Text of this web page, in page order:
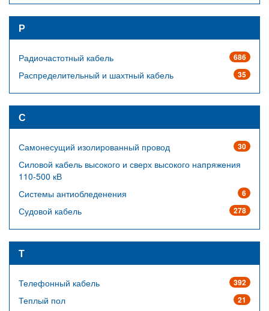
Р
686
Радиочастотный кабель
35
Распределительный и шахтный кабель
С
30
Самонесущий изолированный провод
Силовой кабель высокого и сверх высокого напряжения
110-500 кВ
6
Системы антиобледенения
278
Судовой кабель
Т
392
Телефонный кабель
21
Теплый пол